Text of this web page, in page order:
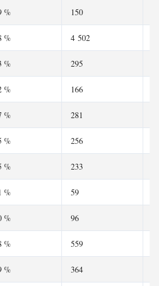
% 150
% 4 502
% 295
% 166
% 281
% 256
% 233
% 59
% 96
% 559
% 364